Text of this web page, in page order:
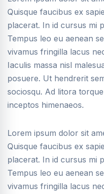
Quisque faucibus ex
placerat. In id cursus mi
Tempus leo eu aenean
vivamus fringilla lacus
Iaculis massa nisl
posuere. Ut hendrerit
sociosqu. Ad litora
inceptos himenaeos.
Lorem ipsum dolor sit
Quisque faucibus ex
placerat. In id cursus mi
Tempus leo eu aenean
vivamus fringilla lacus